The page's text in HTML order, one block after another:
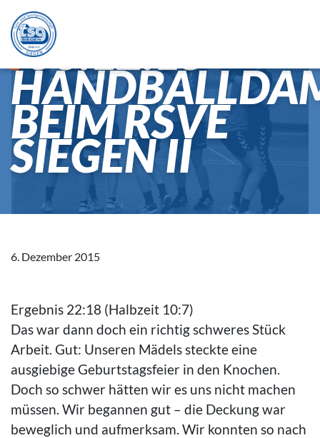
06.12.15
BEIM RSVE
SIEGEN II
6. Dezember 2015
Ergebnis 22:18 (Halbzeit 10:7)
Das war dann doch ein richtig schweres Stück
Arbeit. Gut: Unseren Mädels steckte eine
ausgiebige Geburtstagsfeier in den Knochen.
Doch so schwer hätten wir es uns nicht machen
müssen. Wir begannen gut – die Deckung war
beweglich und aufmerksam. Wir konnten so nach